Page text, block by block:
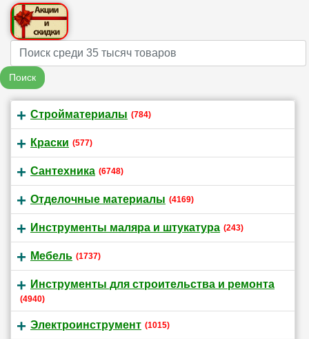
Name
Поиск
Стройматериалы (784)
Краски (577)
Сантехника (6748)
Отделочные материалы (4169)
Инструменты маляра и штукатура (243)
Мебель (1737)
Инструменты для строительства и ремонта
(4940)
Электроинструмент (1015)